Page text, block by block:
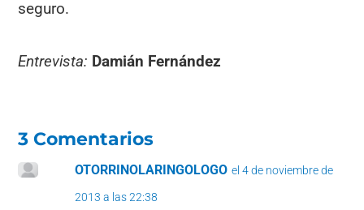
seguro.
Entrevista: Damián Fernández
3 Comentarios
OTORRINOLARINGOLOGO el 4 de noviembre de
2013 a las 22:38